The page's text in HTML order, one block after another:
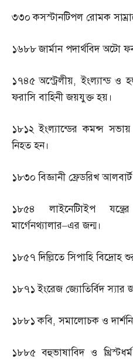
৩৩০ কসস্টানটিপল রোমক
১৬৮৮জার্মান পদার্থবিদ অটো
১৭৪৫ অস্ট্রেলীয়,ইংল্যান্ড ও
ফরাসি বাহিনী জয়যুক্ত হয়।
১৮১২ ইংল্যান্ডের কমন্স সভায়
নিহত হন।
১৮৩০ বিজ্ঞানী ফ্রেডরিখ
১৮৫৪
লাইনেটিাইপ
মার্গেনথ্যালার–এর জন্ম।
১৮৫৭ দিল্লিতে সিপাহি বিদ্রোহ
১৮৭১ ইংরেজ জ্যোতির্বিদ স্যার
১৮৮১ কবি,সমালোচক ও
১৮৮৫ বহুভাষাবিদ ও